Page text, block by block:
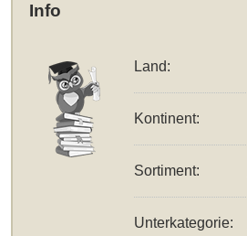
Info
Land:
Kontinent:
Sortiment:
Unterkategorie: